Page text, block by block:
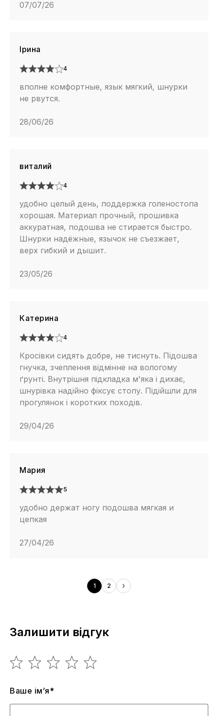
07/07/26
Ірина
4
вполне комфортные, язык мягкий, шнурки
не рвутся.
28/06/26
виталий
4
удобно целый день, поддержка голеностопа
хорошая. Материал прочный, прошивка
аккуратная, подошва не стирается быстро.
Шнурки надёжные, язычок не съезжает,
верх гибкий и дышит.
23/05/26
Катерина
4
Кросівки сидять добре, не тиснуть. Підошва
гнучка, зчеплення відмінне на вологому
ґрунті. Внутрішня підкладка м'яка і дихає,
шнурівка надійно фіксує стопу. Підійшли для
прогулянок і коротких походів.
29/04/26
Мария
5
удобно держат ногу подошва мягкая и
цепкая
27/04/26
1 2
Залишити відгук
Ваше ім’я*